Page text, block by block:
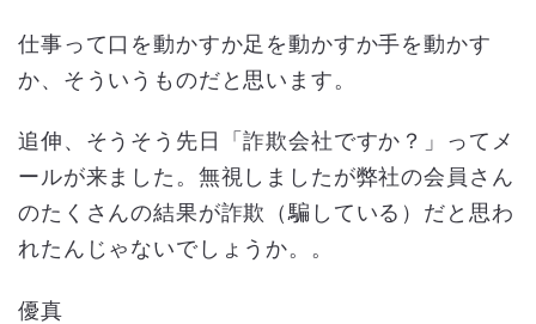
仕事って口を動かすか足を動かすか手を動かす
か、そういうものだと思います。
追伸、そうそう先日「詐欺会社ですか？」ってメ
ールが来ました。無視しましたが弊社の会員さん
のたくさんの結果が詐欺（騙している）だと思わ
れたんじゃないでしょうか。。
優真